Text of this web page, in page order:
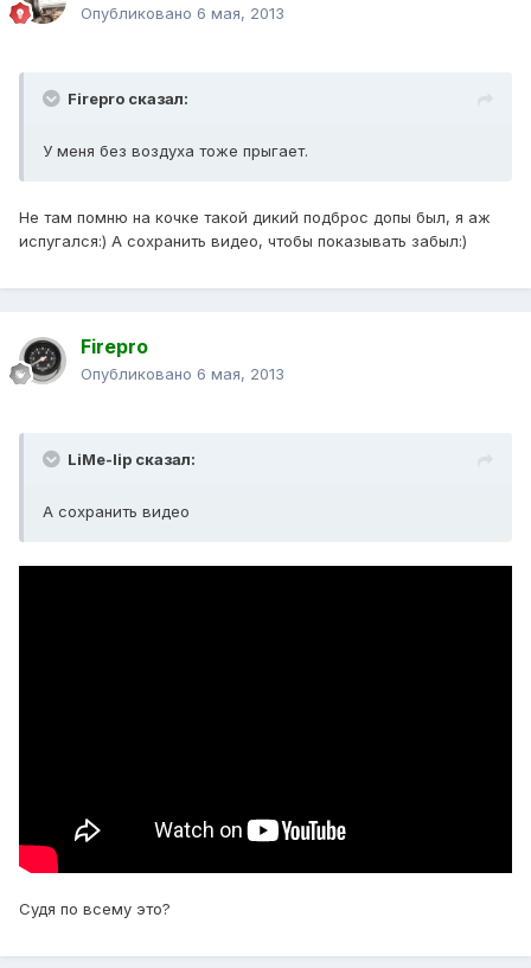
Опубликовано 6 мая, 2013
Firepro сказал:
У меня без воздуха тоже прыгает.
Не там помню на кочке такой дикий подброс допы был, я аж
испугался:) А сохранить видео, чтобы показывать забыл:)
Firepro
Опубликовано 6 мая, 2013
LiMe-lip сказал:
А сохранить видео
Судя по всему это?